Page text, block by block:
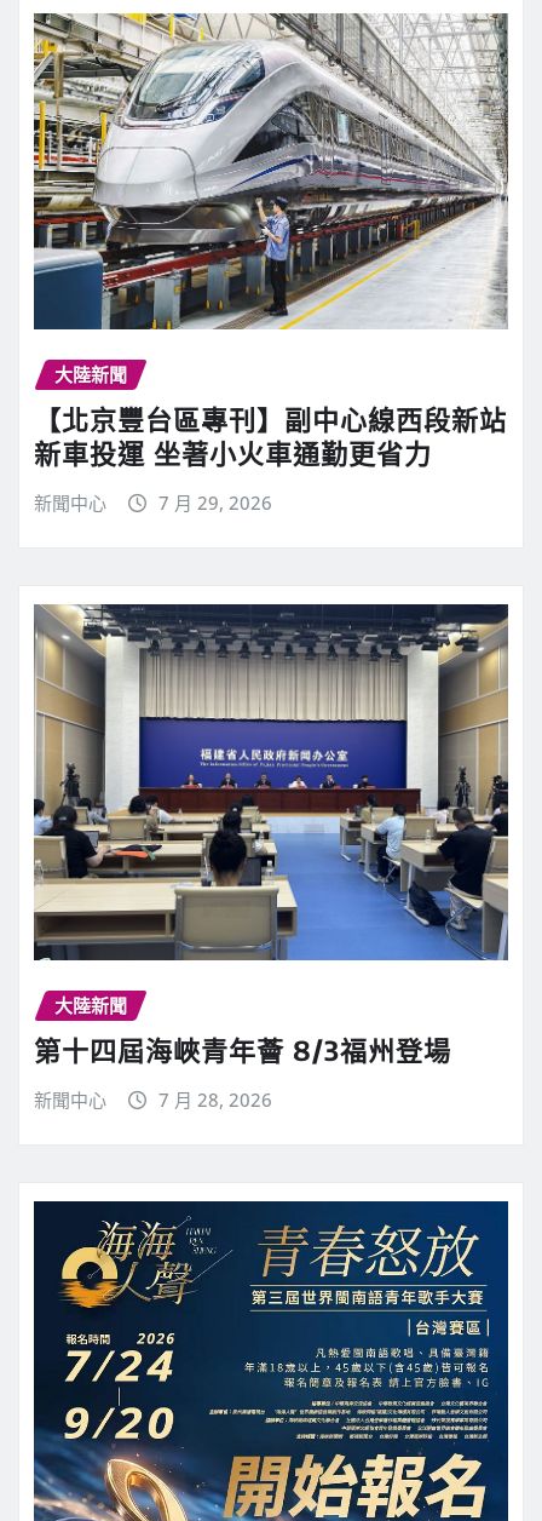
大陸新聞
【北京豐台區專刊】副中心線西段新站
新車投運 坐著小火車通勤更省力
新聞中心 7 月 29, 2026
大陸新聞
第十四屆海峽青年薈 8/3福州登場
新聞中心 7 月 28, 2026